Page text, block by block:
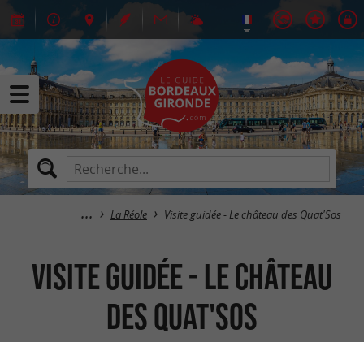
La Réole Visite guidée - Le château des Quat'Sos
Visite guidée - Le château
des Quat'Sos